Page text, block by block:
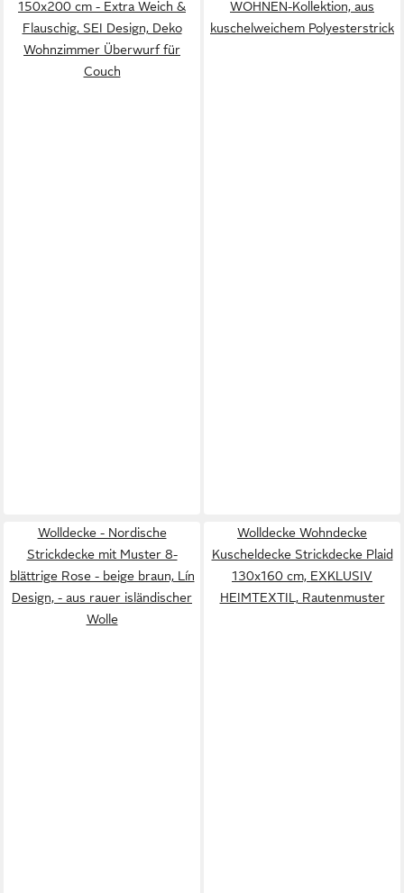
150x200 cm - Extra Weich &
Flauschig, SEI Design, Deko
Wohnzimmer Überwurf für
Couch
WOHNEN-Kollektion, aus
kuschelweichem Polyesterstrick
Wolldecke - Nordische
Strickdecke mit Muster 8-
blättrige Rose - beige braun, Lín
Design, - aus rauer isländischer
Wolle
Wolldecke Wohndecke
Kuscheldecke Strickdecke Plaid
130x160 cm, EXKLUSIV
HEIMTEXTIL, Rautenmuster